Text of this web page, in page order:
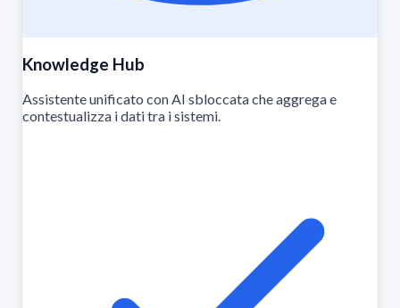
Knowledge Hub
Assistente unificato con AI sbloccata che aggrega e
contestualizza i dati tra i sistemi.